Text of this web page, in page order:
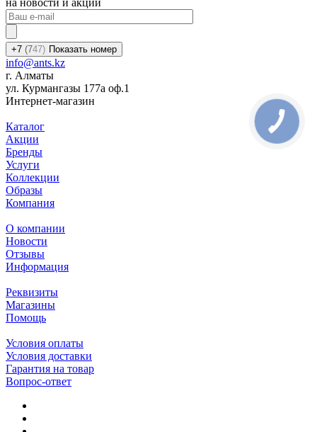
+7 (747) Показать номер
info@ants.kz
г. Алматы
ул. Курмангазы 177а оф.1
Интернет-магазин
Каталог
Акции
Бренды
Услуги
Коллекции
Образы
Компания
О компании
Новости
Отзывы
Информация
Реквизиты
Магазины
Помощь
Условия оплаты
Условия доставки
Гарантия на товар
Вопрос-ответ